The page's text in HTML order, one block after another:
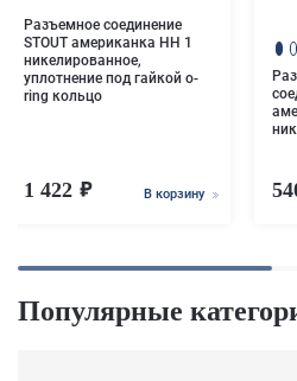
Разъемное соединение
STOUT американка НН 1
никелированное,
уплотнение под гайкой o-
ring кольцо
1 422 В корзину
Популярные